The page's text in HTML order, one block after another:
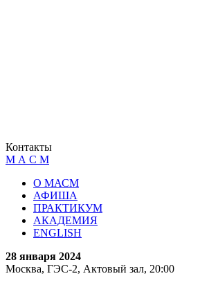
Контакты
М А С М
О МАСМ
АФИША
ПРАКТИКУМ
АКАДЕМИЯ
ENGLISH
28 января 2024
Москва, ГЭС-2, Актовый зал, 20:00